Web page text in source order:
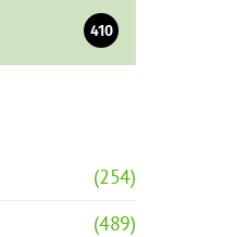
410
(254)
(489)